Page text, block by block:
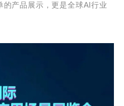
的产品展示，更是全球AI行业